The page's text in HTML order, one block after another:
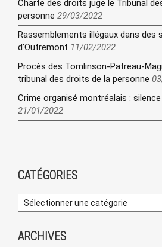
Charte des droits juge le Tribunal
personne 29/03/2022
Rassemblements illégaux dans des
d’Outremont 11/02/2022
Procès des Tomlinson-Patreau-
tribunal des droits de la personne
Crime organisé montréalais :
21/01/2022
CATÉGORIES
ARCHIVES